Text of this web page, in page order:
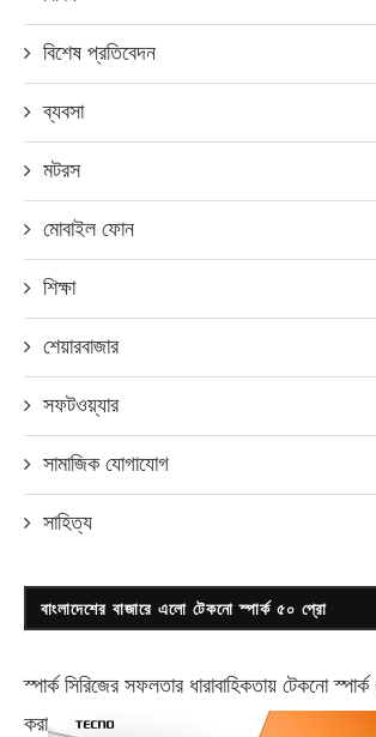
বিশেষ প্রতিবেদন
ব্যবসা
মটরস
মোবাইল ফোন
শিক্ষা
শেয়ারবাজার
সফটওয়্যার
সামাজিক যোগাযোগ
সাহিত্য
বাংলাদেশের বাজারে এলো টেকনো স্পার্ক ৫০ প্রো
স্পার্ক সিরিজের সফলতার ধারাবাহিকতায় টেকনো
করা